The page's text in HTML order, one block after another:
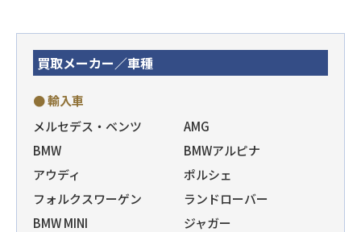
買取メーカー／車種
● 輸入車
メルセデス・ベンツ
AMG
BMW
BMWアルピナ
アウディ
ポルシェ
フォルクスワーゲン
ランドローバー
BMW MINI
ジャガー